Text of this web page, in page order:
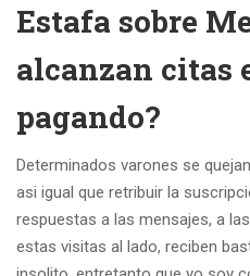
Estafa sobre
alcanzan citas
pagando?
Determinados varones se
asi igual que retribuir la
respuestas a las mensajes, a
estas visitas al lado, reciben